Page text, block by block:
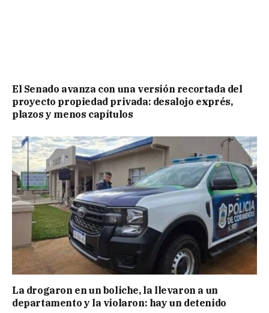
El Senado avanza con una versión recortada del
proyecto propiedad privada: desalojo exprés,
plazos y menos capítulos
La drogaron en un boliche, la llevaron a un
departamento y la violaron: hay un detenido